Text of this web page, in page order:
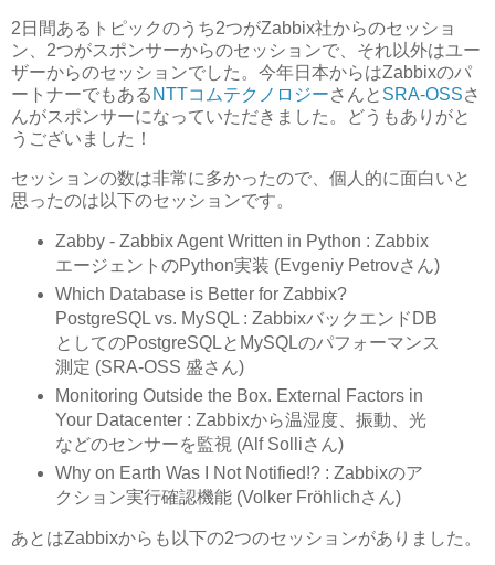
2日間あるトピックのうち2つがZabbix社からのセッショ
ン、2つがスポンサーからのセッションで、それ以外はユー
ザーからのセッションでした。今年日本からはZabbixのパ
ートナーでもある NTTコムテクノロジーさんと SRA-OSSさ
んがスポンサーになっていただきました。どうもありがと
うございました！
セッションの数は非常に多かったので、個人的に面白いと
思ったのは以下のセッションです。
Zabby - Zabbix Agent Written in Python : Zabbix
エージェントのPython実装 (Evgeniy Petrovさん)
Which Database is Better for Zabbix?
PostgreSQL vs. MySQL : ZabbixバックエンドDB
としてのPostgreSQLとMySQLのパフォーマンス
測定 (SRA-OSS 盛さん)
Monitoring Outside the Box. External Factors in
Your Datacenter : Zabbixから温湿度、振動、光
などのセンサーを監視 (Alf Solliさん)
Why on Earth Was I Not Notified!? : Zabbixのア
クション実行確認機能 (Volker Fröhlichさん)
あとはZabbixからも以下の2つのセッションがありました。